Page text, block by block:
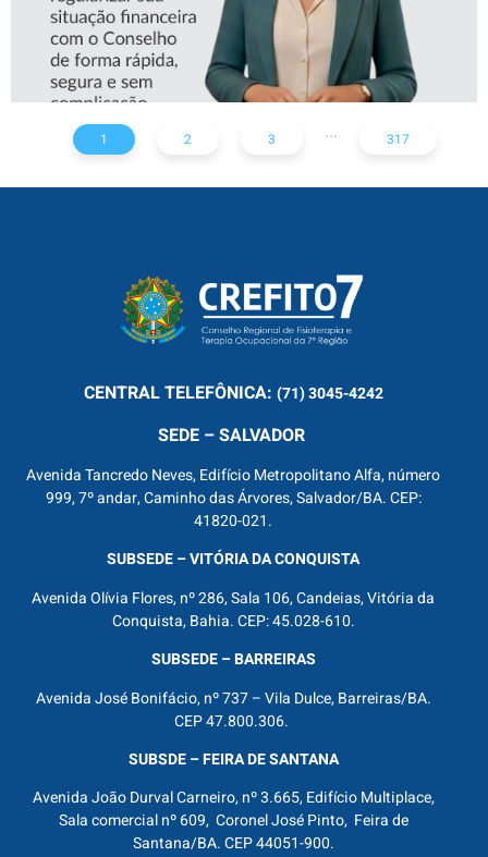
1 2 3 ... 317
CENTRALTELEFÔNICA: (71) 3045-4242
SEDE – SALVADOR
Avenida Tancredo Neves, Edifício Metropolitano Alfa, número
999, 7º andar, Caminho das Árvores, Salvador/BA. CEP:
41820-021.
SUBSEDE – VITÓRIA DA CONQUISTA
Avenida Olívia Flores, nº 286, Sala 106, Candeias, Vitória da
Conquista, Bahia. CEP: 45.028-610.
SUBSEDE – BARREIRAS
Avenida José Bonifácio, nº 737 – Vila Dulce, Barreiras/BA.
CEP 47.800.306.
SUBSDE – FEIRA DE SANTANA
Avenida João Durval Carneiro, nº 3.665, Edifício Multiplace,
Sala comercial nº 609, Coronel José Pinto, Feira de
Santana/BA. CEP 44051-900.